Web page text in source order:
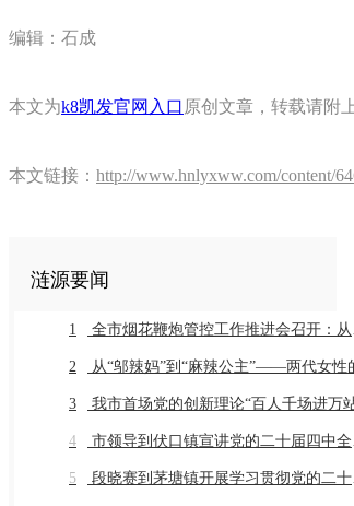
编辑：石成
本文为k8凯发官网入口 原创文章，转载请附
本文链接： http://www.hnlyxww.com/content/
涟源要闻
1 全市烟花鞭炮管控工作推进会召开：从严从细抓好全链条管控推动工作常治长效
2 从“邬辣妈”到“麻辣公主”——两代女性的乡土奔赴与辣味传
3 我市首场党的创新理论“百人千场进万站”示范宣讲在同兴村
4 市领导到伏口镇宣讲党的二十届四中全会精神
5 段晓赛到茅塘镇开展学习贯彻党的二十届四中全会精神市委宣讲团宣讲座谈活动